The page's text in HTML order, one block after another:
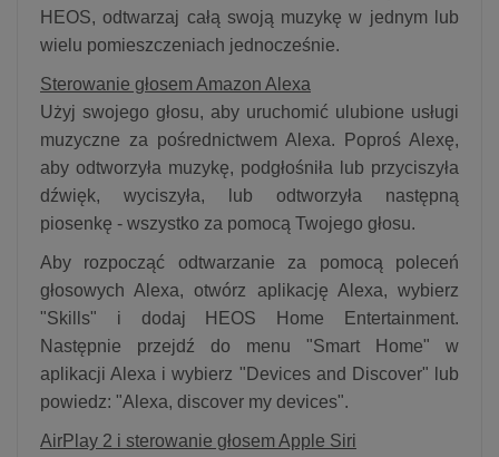
HEOS, odtwarzaj całą swoją muzykę w jednym lub
wielu pomieszczeniach jednocześnie.
Sterowanie głosem Amazon Alexa
Użyj swojego głosu, aby uruchomić ulubione usługi
muzyczne za pośrednictwem Alexa. Poproś Alexę,
aby odtworzyła muzykę, podgłośniła lub przyciszyła
dźwięk, wyciszyła, lub odtworzyła następną
piosenkę - wszystko za pomocą Twojego głosu.
Aby rozpocząć odtwarzanie za pomocą poleceń
głosowych Alexa, otwórz aplikację Alexa, wybierz
"Skills" i dodaj HEOS Home Entertainment.
Następnie przejdź do menu "Smart Home" w
aplikacji Alexa i wybierz "Devices and Discover" lub
powiedz: "Alexa, discover my devices".
AirPlay 2 i sterowanie głosem Apple Siri